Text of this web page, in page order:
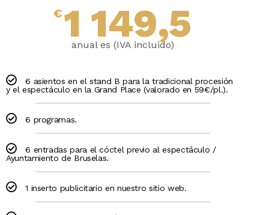
€1 149,5
anual es (IVA incluido)
6 asientos en el stand B para la tradicional procesión
y el espectáculo en la Grand Place (valorado en 59€/pl.).
6 programas.
6 entradas para el cóctel previo al espectáculo /
Ayuntamiento de Bruselas.
1 inserto publicitario en nuestro sitio web.